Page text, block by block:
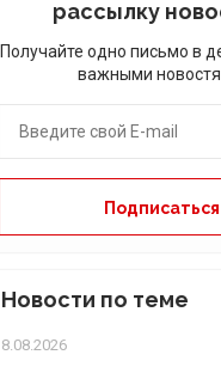
рассылку
Получайте одно письмо в
важными
Новости по теме
8.08.2026